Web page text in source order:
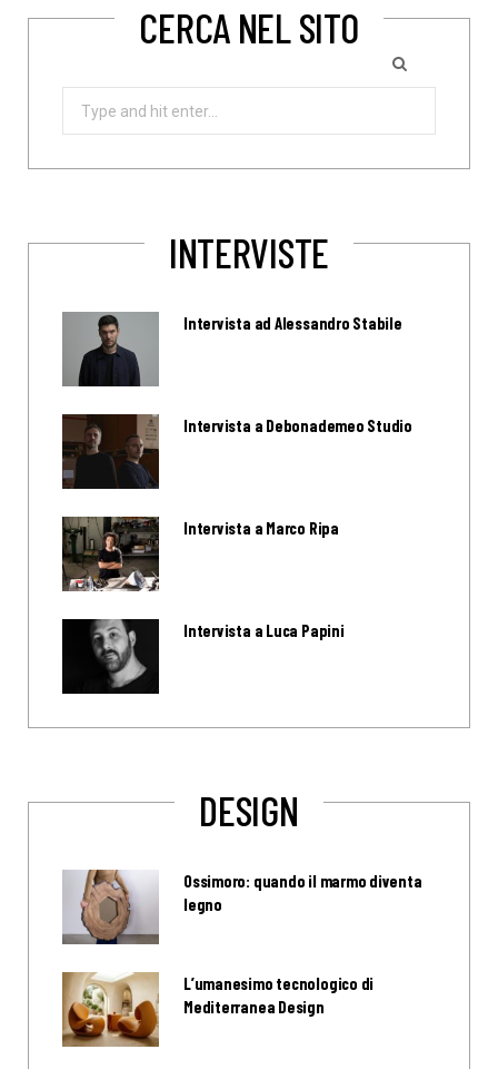
CERCA NEL SITO
INTERVISTE
Intervista ad Alessandro Stabile
Intervista a Debonademeo Studio
Intervista a Marco Ripa
Intervista a Luca Papini
DESIGN
Ossimoro: quando il marmo diventa
legno
L’umanesimo tecnologico di
Mediterranea Design